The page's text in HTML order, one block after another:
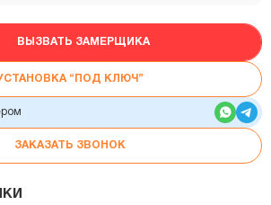
ВЫЗВАТЬ ЗАМЕРЩИКА
“ПОД КЛЮЧ”
ЗАКАЗАТЬ ЗВОНОК